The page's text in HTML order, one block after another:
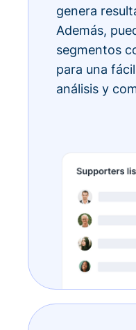
genera
Además,
segmentos
para una
análisis y